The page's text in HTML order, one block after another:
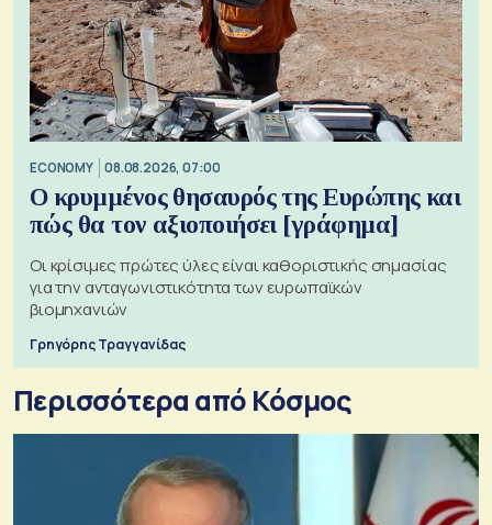
ECONOMY 08.08.2026, 07:00
Ο κρυμμένος θησαυρός της Ευρώπης και
πώς θα τον αξιοποιήσει [γράφημα]
Οι κρίσιμες πρώτες ύλες είναι καθοριστικής σημασίας
για την ανταγωνιστικότητα των ευρωπαϊκών
βιομηχανιών
Γρηγόρης Τραγγανίδας
Περισσότερα από Κόσμος